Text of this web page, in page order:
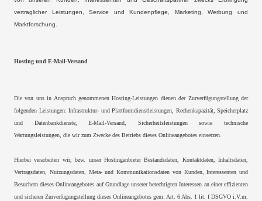
vertraglicher Leistungen, Service und Kundenpflege, Marketing, Werbung und
Marktforschung.
Hosting und E-Mail-Versand
Die von uns in Anspruch genommenen Hosting-Leistungen dienen der Zurverfügungstellung der
folgenden Leistungen: Infrastruktur- und Plattformdienstleistungen, Rechenkapazität, Speicherplatz
und Datenbankdienste, E-Mail-Versand, Sicherheitsleistungen sowie technische
Wartungsleistungen, die wir zum Zwecke des Betriebs dieses Onlineangebotes einsetzen.
Hierbei verarbeiten wir, bzw. unser Hostinganbieter Bestandsdaten, Kontaktdaten, Inhaltsdaten,
Vertragsdaten, Nutzungsdaten, Meta- und Kommunikationsdaten von Kunden, Interessenten und
Besuchern dieses Onlineangebotes auf Grundlage unserer berechtigten Interessen an einer effizienten
und sicheren Zurverfügungstellung dieses Onlineangebotes gem. Art. 6 Abs. 1 lit. f DSGVO i.V.m.